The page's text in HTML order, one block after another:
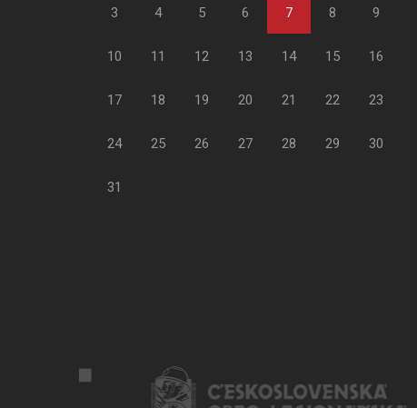
3 4 5 6 7 8 9
10 11 12 13 14 15 16
17 18 19 20 21 22 23
24 25 26 27 28 29 30
31